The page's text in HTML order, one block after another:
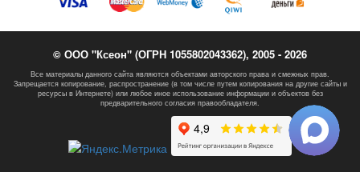
© ООО "Ксеон" (ОГРН 1055802043362), 2005 - 2026
Все материалы данного сайта являются объектами авторского права и смежных прав.
Запрещается копирование, распространение (в том числе путем копирования на другие сайты и
ресурсы в Интернете) или любое иное использование информации и объектов без
предварительного согласия правообладателя.